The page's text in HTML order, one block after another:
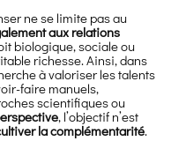
ne se limite pas au
aux relations
biologique, sociale ou
richesse. Ainsi, dans
à valoriser les talents
faire manuels,
scientifiques ou
, l’objectif n’est
la complémentarité.